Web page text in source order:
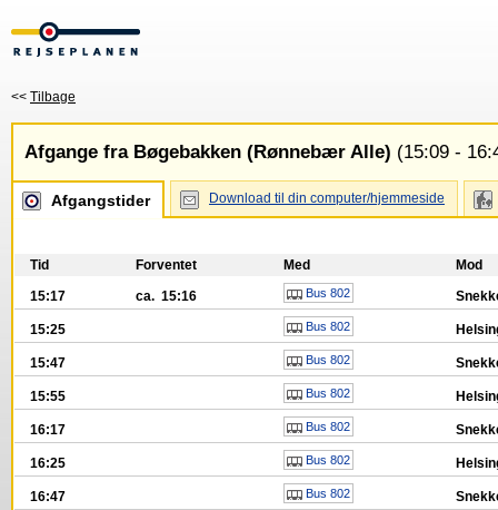
<< Tilbage
Afgange fra Bøgebakken (Rønnebær Alle) (15:09 -
Afgangstider Download til din computer/hjemmeside
Tid Forventet Med
Mod
15:17
ca. 15:16 Bus 802
15:25 Bus 802
15:47 Bus 802
15:55 Bus 802
16:17 Bus 802
16:25 Bus 802
16:47 Bus 802